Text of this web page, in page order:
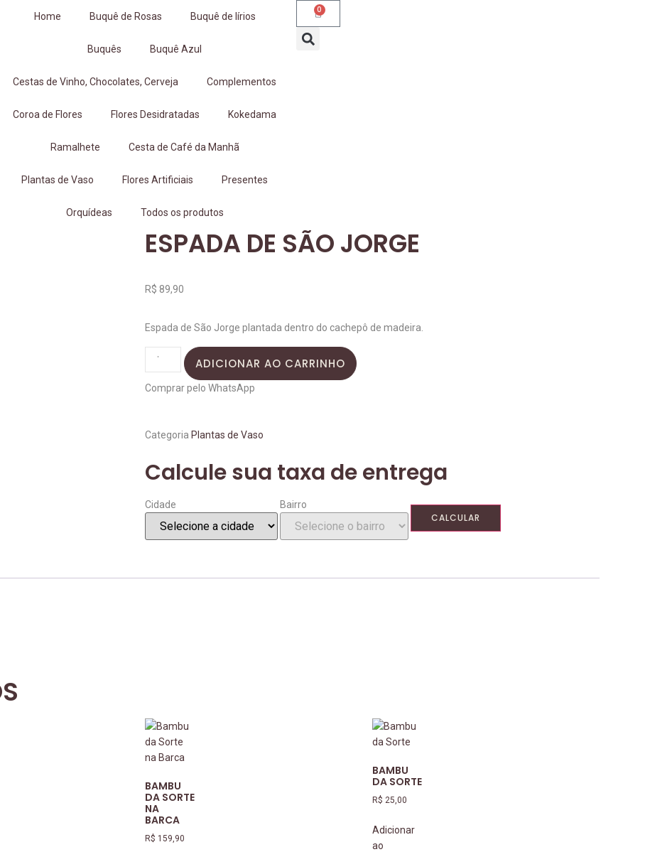
Home Buquê de Rosas Buquê de lírios
Buquês Buquê Azul
Cestas de Vinho, Chocolates, Cerveja Complementos
Coroa de Flores Flores Desidratadas Kokedama
Ramalhete Cesta de Café da Manhã
Plantas de Vaso Flores Artificiais Presentes
Orquídeas Todos os produtos
0
ESPADA DE SÃO JORGE
R$ 89,90
Espada de São Jorge plantada dentro do cachepô de madeira.
ADICIONAR AO CARRINHO
Comprar pelo WhatsApp
Categoria Plantas de Vaso
Calcule sua taxa de entrega
Cidade Bairro
CALCULAR
BAMBU
DA SORTE
NA
BARCA
R$ 159,90
BAMBU
DA SORTE
R$ 25,00
Adicionar
ao